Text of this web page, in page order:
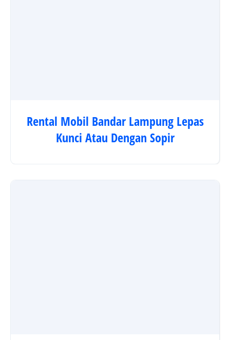
Rental Mobil Bandar Lampung Lepas
Kunci Atau Dengan Sopir